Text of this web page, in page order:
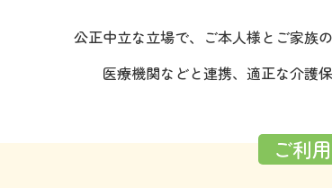
公正中立な立場で、ご本人様とご家族
医療機関などと連携、適正な介護
ご利